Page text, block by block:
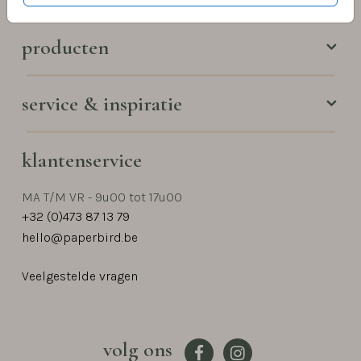
producten
service & inspiratie
klantenservice
MA T/M VR - 9u00 tot 17u00
+32 (0)473 87 13 79
hello@paperbird.be
Veelgestelde vragen
volg ons